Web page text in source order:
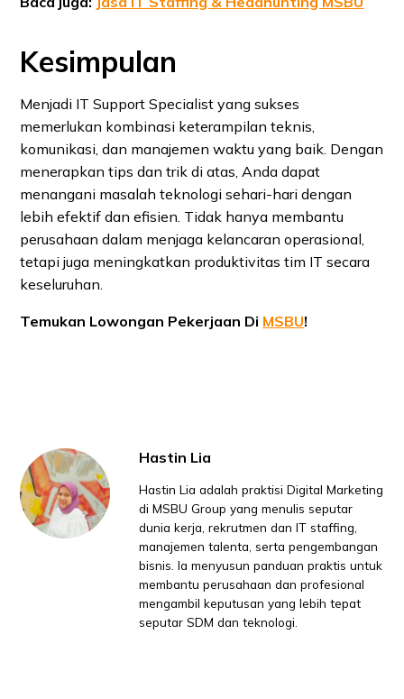
Kesimpulan
Menjadi IT Support Specialist yang sukses
memerlukan kombinasi keterampilan teknis,
komunikasi, dan manajemen waktu yang baik. Dengan
menerapkan tips dan trik di atas, Anda dapat
menangani masalah teknologi sehari-hari dengan
lebih efektif dan efisien. Tidak hanya membantu
perusahaan dalam menjaga kelancaran operasional,
tetapi juga meningkatkan produktivitas tim IT secara
keseluruhan.
Temukan Lowongan Pekerjaan Di MSBU!
Hastin Lia
Hastin Lia adalah praktisi Digital Marketing
di MSBU Group yang menulis seputar
dunia kerja, rekrutmen dan IT staffing,
manajemen talenta, serta pengembangan
bisnis. Ia menyusun panduan praktis untuk
membantu perusahaan dan profesional
mengambil keputusan yang lebih tepat
seputar SDM dan teknologi.